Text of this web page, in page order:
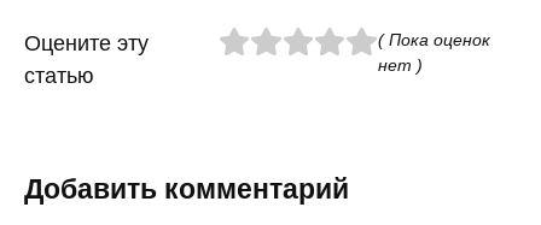
Оцените эту
статью
( Пока оценок
нет )
Добавить комментарий